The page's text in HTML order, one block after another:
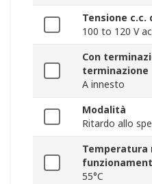
Tensione
100 to 120 V ac
Con
terminazione
A innesto
Modalità
Ritardo allo
Temperatura
55°C